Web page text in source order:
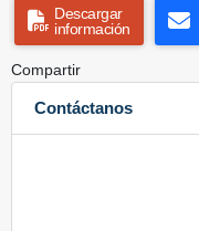
Descargar
información
Compartir
Contáctanos